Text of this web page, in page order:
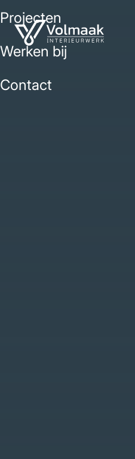
Projecten
Werken bij
Contact